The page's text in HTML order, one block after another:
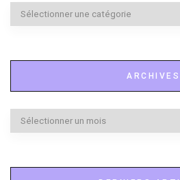
Marques
ARCHIVES
Archives